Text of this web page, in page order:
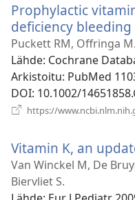
Prophylactic
deficiency
Puckett RM, Offringa M.
Lähde‎: Cochrane
Arkistoitu‎: PubMed
DOI‎: 10.1002/
https://
Vitamin K, an
Van Winckel M, De
Biervliet S.